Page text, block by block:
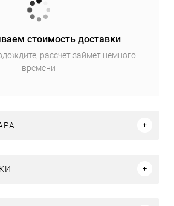
стоимость доставки
рассчет займет немного
времени